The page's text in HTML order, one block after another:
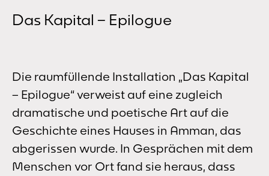
Das Kapital – Epilogue
Die raumfüllende Installation „Das Kapital
– Epilogue“ verweist auf eine zugleich
dramatische und poetische Art auf die
Geschichte eines Hauses in Amman, das
abgerissen wurde. In Gesprächen mit dem
Menschen vor Ort fand sie heraus, dass